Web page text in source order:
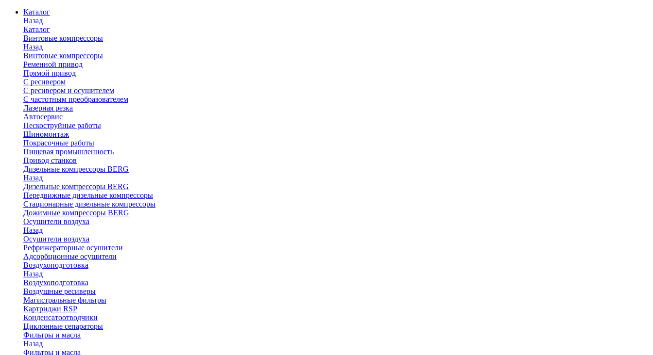
Каталог
Назад
Каталог
Винтовые компрессоры
Назад
Винтовые компрессоры
Ременной привод
Прямой привод
С ресивером
С ресивером и осушителем
С частотным преобразователем
Лазерная резка
Автосервис
Пескоструйные работы
Шиномонтаж
Покрасочные работы
Пищевая промышленность
Привод станков
Дизельные компрессоры BERG
Назад
Дизельные компрессоры BERG
Передвижные дизельные компрессоры
Стационарные дизельные компрессоры
Дожимные компрессоры BERG
Осушители воздуха
Назад
Осушители воздуха
Рефрижераторные осушители
Адсорбционные осушители
Воздухоподготовка
Назад
Воздухоподготовка
Воздушные ресиверы
Магистральные фильтры
Картриджи RSP
Конденсатоотводчики
Циклонные сепараторы
Фильтры и масла
Назад
Фильтры и масла